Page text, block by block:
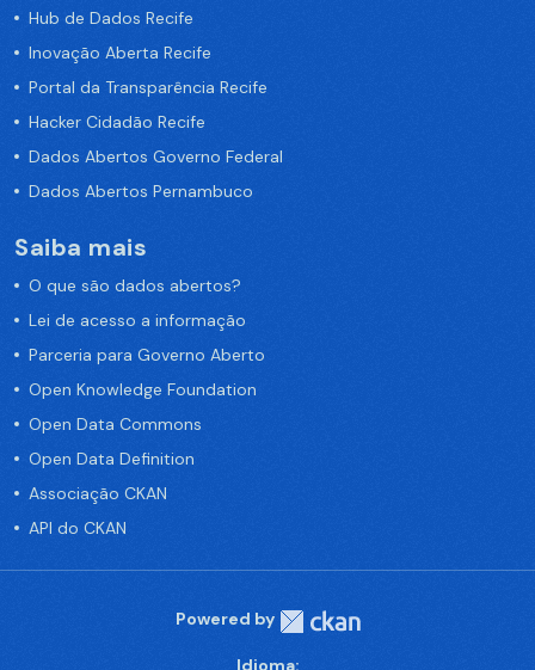
Hub de Dados Recife
Inovação Aberta Recife
Portal da Transparência Recife
Hacker Cidadão Recife
Dados Abertos Governo Federal
Dados Abertos Pernambuco
Saiba mais
O que são dados abertos?
Lei de acesso a informação
Parceria para Governo Aberto
Open Knowledge Foundation
Open Data Commons
Open Data Definition
Associação CKAN
API do CKAN
Powered by
Idioma